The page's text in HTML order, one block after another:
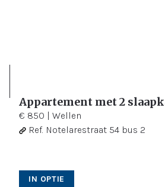
2 75 m²
€ 850 | Wellen
Ref. Notelarestraat 54 bus 2
IN OPTIE